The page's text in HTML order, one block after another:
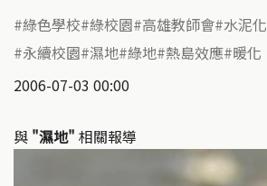
綠色學校 綠校園 高雄教師會 水泥化
永續校園 濕地 綠地 熱島效應 暖化
2006-07-03 00:00
與 "濕地" 相關報導